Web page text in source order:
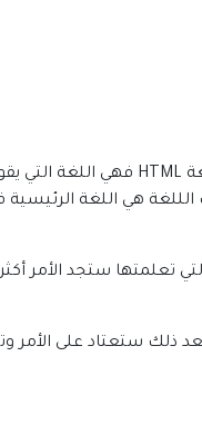
هي اللغة الرئيسية
تعلمتها ستجد الأمر
ذلك ستعتاد على